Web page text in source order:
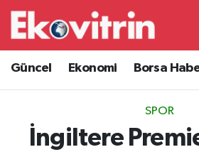
Güncel Ekonomi Borsa
SPOR
İngiltere
Güncel
Ekonomi
Borsa Haberleri
Hava Durumu
Trafik Durumu
Süper Lig Puan Durumu ve